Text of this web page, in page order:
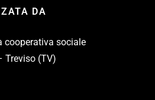
DA
cooperativa sociale
Treviso (TV)